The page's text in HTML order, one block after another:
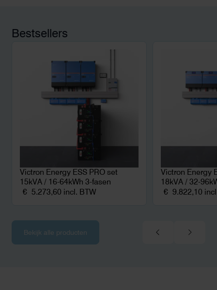
Bestsellers
Victron Energy ESS PRO set
15kVA / 16-64kWh 3-fasen
€ 5.273,60 incl. BTW
Victron Energy
18kVA / 32-
€ 9.822,10
Bekijk alle producten